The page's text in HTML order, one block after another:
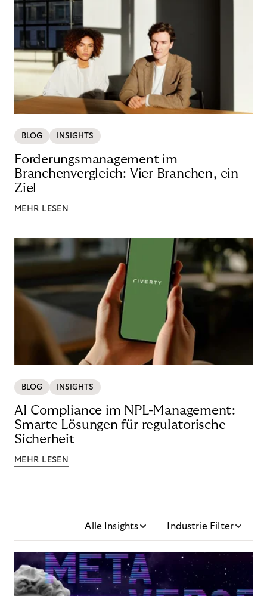
BLOG INSIGHTS
Forderungsmanagement im
Branchenvergleich: Vier Branchen, ein
Ziel
MEHR LESEN
BLOG INSIGHTS
AI Compliance im NPL-Management:
Smarte Lösungen für regulatorische
Sicherheit
MEHR LESEN
Alle Insights Industrie Filter